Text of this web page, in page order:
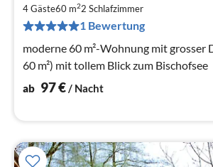
4 Gäste60 m22 Schlafzimmer
1 Bewertung
moderne 60 m²-Wohnung mit grosser
60 m²) mit tollem Blick zum Bischofsee
ab 97€ / Nacht